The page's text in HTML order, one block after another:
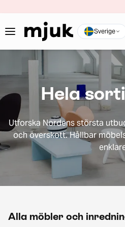
Sverige
Hela
Utforska Nordens största
och överskott. Hållbar
Alla möbler och